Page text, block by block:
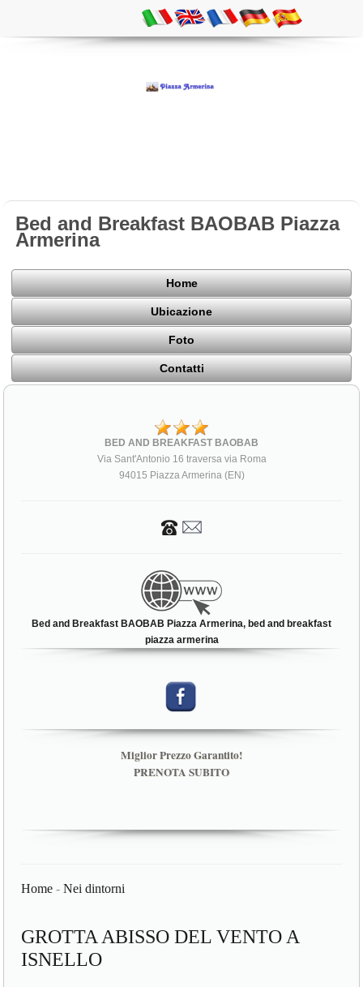
Bed and Breakfast BAOBAB Piazza
Armerina
Home
Ubicazione
Foto
Contatti
BED AND BREAKFAST BAOBAB
Via Sant'Antonio 16 traversa via Roma
94015 Piazza Armerina (EN)
Bed and Breakfast BAOBAB Piazza Armerina, bed and breakfast
piazza armerina
Miglior Prezzo Garantito!
PRENOTA SUBITO
Home -Nei dintorni
GROTTA ABISSO DEL VENTO A
ISNELLO